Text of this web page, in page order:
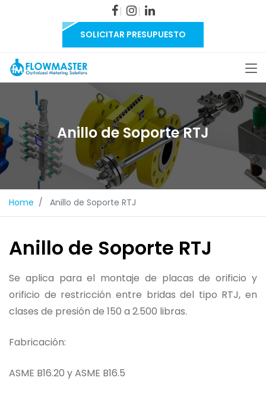
SOLICITAR PRESUPUESTO
Anillo de Soporte RTJ
Home Anillo de Soporte RTJ
Anillo de Soporte RTJ
Se aplica para el montaje de placas de orificio y
orificio de restricción entre bridas del tipo RTJ, en
clases de presión de 150 a 2.500 libras.
Fabricación:
ASME B16.20 y ASME B16.5